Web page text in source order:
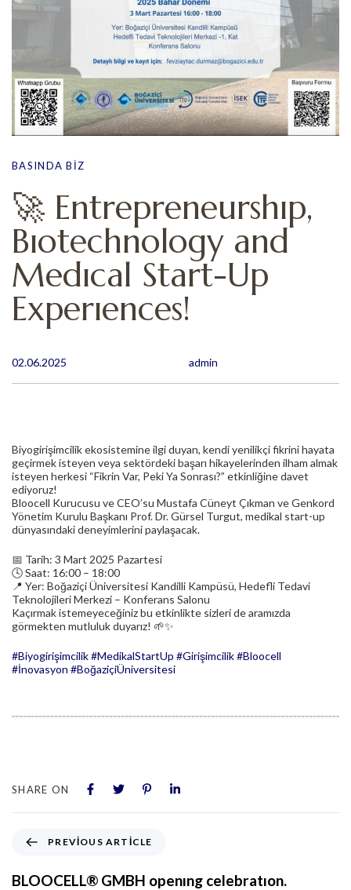
BASINDA BIZ
🚀 Entrepreneurshıp,
Bıotechnology and
Medıcal Start-Up
Experıences!
admin
02.06.2025
Biyogirişimcilik ekosistemine ilgi duyan, kendi yenilikçi fikrini hayata
geçirmek isteyen veya sektördeki başarı hikayelerinden ilham almak
isteyen herkesi “Fikrin Var, Peki Ya Sonrası?” etkinliğine davet
ediyoruz!
Bloocell Kurucusu ve CEO’su Mustafa Cüneyt Çıkman ve Genkord
Yönetim Kurulu Başkanı Prof. Dr. Gürsel Turgut, medikal start-up
dünyasındaki deneyimlerini paylaşacak.
📅 Tarih: 3 Mart 2025 Pazartesi
🕓 Saat: 16:00 – 18:00
📍 Yer: Boğaziçi Üniversitesi Kandilli Kampüsü, Hedefli Tedavi
Teknolojileri Merkezi – Konferans Salonu
Kaçırmak istemeyeceğiniz bu etkinlikte sizleri de aramızda
görmekten mutluluk duyarız! 🌱✨
#Biyogirişimcilik#MedikalStartUp #Girişimcilik#Bloocell
#İnovasyon #BoğaziçiÜniversitesi
SHARE ON
PREVIOUS ARTICLE
BLOOCELL® GMBH openıng celebratıon.